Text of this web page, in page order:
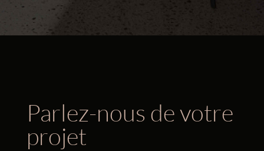
Parlez-nous de votre
projet